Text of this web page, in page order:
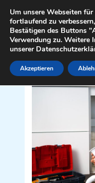
Inhalt
springen
Sanitär
Um unsere Webseiten
fortlaufend zu
Bestätigen des Buttons
Verwendung zu. Weitere
unserer
Akzeptieren